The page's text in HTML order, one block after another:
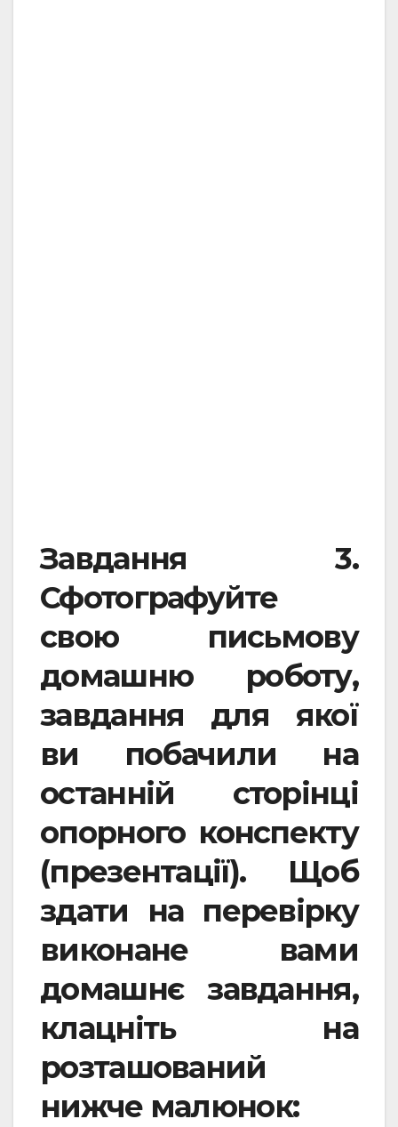
Завдання 3.
Сфотографуйте
свою письмову
домашню роботу,
завдання для якої
ви побачили на
останній сторінці
опорного конспекту
(презентації). Щоб
здати на перевірку
виконане вами
домашнє завдання,
клацніть на
розташований
нижче малюнок: